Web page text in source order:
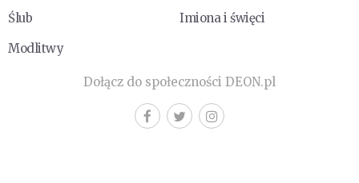
Ślub
Imiona i święci
Modlitwy
Dołącz do społeczności DEON.pl